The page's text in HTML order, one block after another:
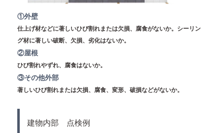
①外壁
仕上げ材などに著しいひび割れまたは欠損、腐食がないか。シーリン
グ材に著しい破断、欠損、劣化はないか。
②屋根
ひび割れやずれ、腐食はないか。
③その他外部
著しいひび割れまたは欠損、腐食、変形、破損などがないか。
建物内部 点検例